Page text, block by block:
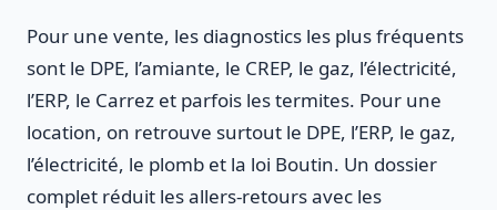
Pour une vente, les diagnostics les plus fréquents
sont le DPE, l’amiante, le CREP, le gaz, l’électricité,
l’ERP, le Carrez et parfois les termites. Pour une
location, on retrouve surtout le DPE, l’ERP, le gaz,
l’électricité, le plomb et la loi Boutin. Un dossier
complet réduit les allers-retours avec les